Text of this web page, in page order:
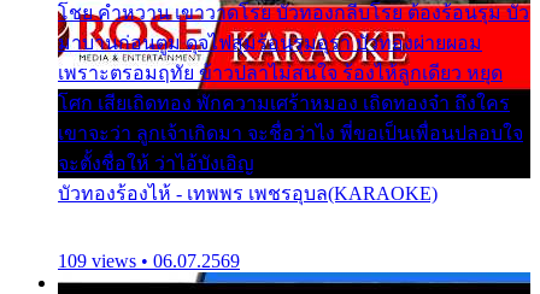
โชย คำหวาน เขาวาดโรย บัวทองกลีบโรย ต้องร้อนรุม บัว
มาบานก่อนตูม ดุจไฟสุมร้อนรุมอุรา บัวทองผ่ายผอม
เพราะตรอมฤทัย ข้าวปลาไม่สนใจ ร้องไห้ลูกเดียว หยุด
โศก เสียเถิดทอง พักความเศร้าหมอง เถิดทองจ๋า ถึงใคร
เขาจะว่า ลูกเจ้าเกิดมา จะชื่อว่าไง พี่ขอเป็นเพื่อนปลอบใจ
จะตั้งชื่อให้ ว่าไอ้บังเอิญ
บัวทองร้องไห้ - เทพพร เพชรอุบล(KARAOKE)
109 views • 06.07.2569